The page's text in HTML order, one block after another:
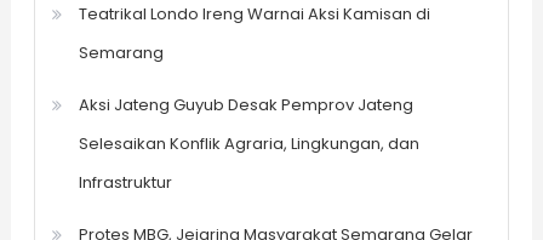
Teatrikal Londo Ireng Warnai Aksi Kamisan di
Semarang
Aksi Jateng Guyub Desak Pemprov Jateng
Selesaikan Konflik Agraria, Lingkungan, dan
Infrastruktur
Protes MBG, Jejaring Masyarakat Semarang Gelar